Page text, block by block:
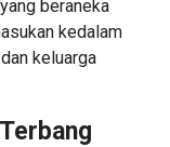
beraneka
kedalam
keluarga